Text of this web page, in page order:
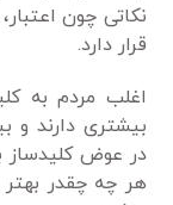
نکاتی چون
قرار دارد.
اغلب مردم به
بیشتری دارند و
در عوض کلیدساز
هر چه چقدر بهتر